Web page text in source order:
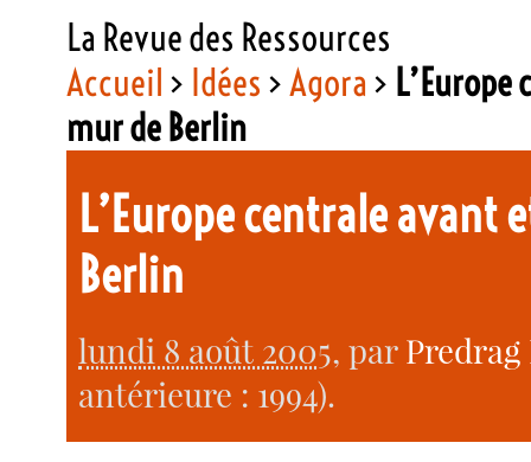
La Revue des Ressources
Accueil > Idées >Agora >
mur de Berlin
L’Europe centrale
Berlin
lundi 8 août 2005, par
antérieure : 1994).